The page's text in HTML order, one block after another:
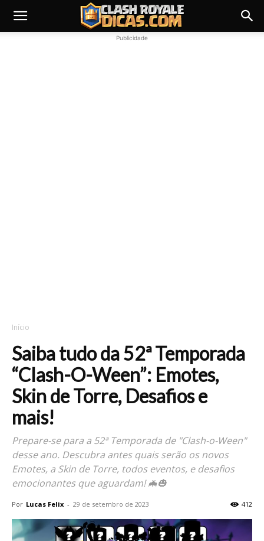
Publicidade
Início
Saiba tudo da 52ª Temporada
“Clash-O-Ween”: Emotes,
Skin de Torre, Desafios e
mais!
Prepare-se para a 52ª Temporada de "Clash-o-Ween"
desse ano. Descubra antes quais serão os novos
Emotes, a Skin de Torre, todos eventos, e desafios
emocionantes que aguardam! 🦇🎃
Por Lucas Felix - 29 de setembro de 2023 412